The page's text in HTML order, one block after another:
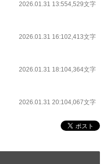
2026.01.31 13:554,529文字
2026.01.31 16:102,413文字
2026.01.31 18:104,364文字
2026.01.31 20:104,067文字